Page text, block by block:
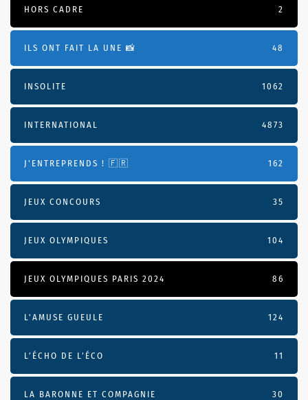
HORS CADRE 2
ILS ONT FAIT LA UNE 📸 48
INSOLITE 1062
INTERNATIONAL 4873
J'ENTREPRENDS ! 🇫🇷 162
JEUX CONCOURS 35
JEUX OLYMPIQUES 104
JEUX OLYMPIQUES PARIS 2024 86
L'AMUSE GUEULE 124
L’ÉCHO DE L’ÉCO 11
LA BARONNE ET COMPAGNIE 30